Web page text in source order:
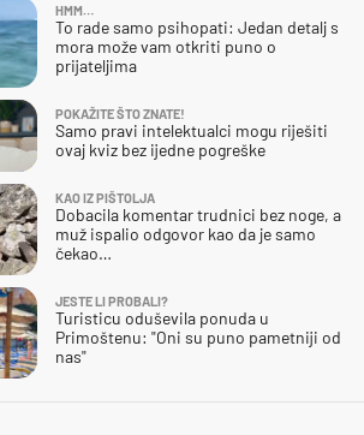
HMM…
To rade samo psihopati: Jedan detalj s
mora može vam otkriti puno o
prijateljima
POKAŽITE ŠTO ZNATE!
Samo pravi intelektualci mogu riješiti
ovaj kviz bez ijedne pogreške
KAO IZ PIŠTOLJA
Dobacila komentar trudnici bez noge, a
muž ispalio odgovor kao da je samo
čekao…
JESTE LI PROBALI?
Turisticu oduševila ponuda u
Primoštenu: "Oni su puno pametniji od
nas"